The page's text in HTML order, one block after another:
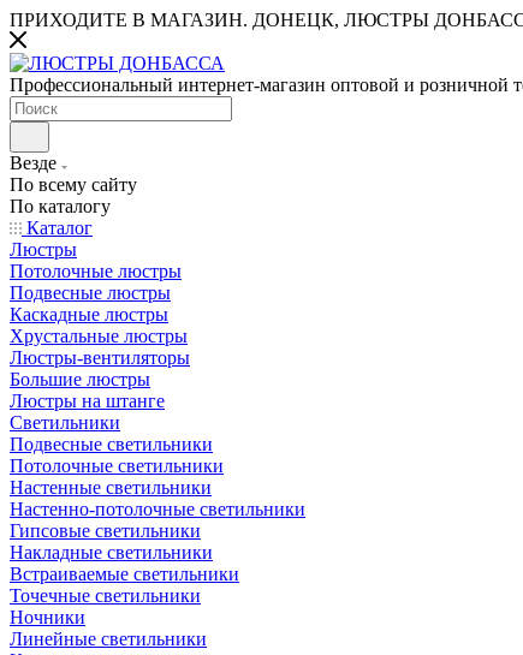
ПРИХОДИТЕ В МАГАЗИН. ДОНЕЦК, ЛЮСТРЫ
Профессиональный интернет-магазин оптовой и розничной
Везде
По всему сайту
По каталогу
Каталог
Люстры
Потолочные люстры
Подвесные люстры
Каскадные люстры
Хрустальные люстры
Люстры-вентиляторы
Большие люстры
Люстры на штанге
Светильники
Подвесные светильники
Потолочные светильники
Настенные светильники
Настенно-потолочные светильники
Гипсовые светильники
Накладные светильники
Встраиваемые светильники
Точечные светильники
Ночники
Линейные светильники